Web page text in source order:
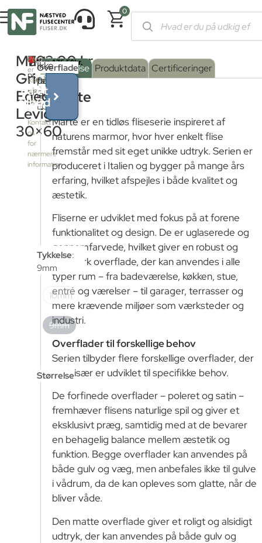
0
Forside/Shop/ Fliser og klinker
Marte
Grigio
Egeo
Levigato
30×60
702,00kr.
pr.
M²
Produktet
er
ikke
på
lager
–
Kontakt
os
for
nærmere
information
Serie
farve
GRIGIO
EGEO
Overflade:
Poleret
Mat
Poleret
Satin
Struktur
Tykkelse:
9mm
10mm
9mm
Størrelse
Ikke
på
lager
Få et
tilbud
Beskrivelse Produktdata Certificeringer
Marte
Marte er en tidløs fliseserie inspireret af
naturens marmor, hvor hver enkelt flise
fremstår med sit eget unikke udtryk. Serien er
produceret i Italien og bygger på mange års
erfaring, hvilket afspejles i både kvalitet og
æstetik.
Fliserne er udviklet med fokus på at forene
funktionalitet og design. De er uglaserede og
gennemfarvede, hvilket giver en robust og
slidstærk overflade, der kan anvendes i alle
typer rum – fra badeværelse, køkken, stue,
entré og værelser – til garager, terrasser og
mere krævende miljøer som værksteder og
industri.
Overflader til forskellige behov
Serien tilbyder flere forskellige overflader, der
hver især er udviklet til specifikke behov.
De forfinede overflader – poleret og satin –
fremhæver flisens naturlige spil og giver et
eksklusivt præg, samtidig med at de bevarer
en behagelig balance mellem æstetik og
funktion. Begge overflader kan anvendes på
både gulv og væg, men anbefales ikke til gulve
i vådrum, da de kan opleves som glatte, når de
bliver våde.
Den matte overflade giver et roligt og alsidigt
udtryk, der kan anvendes på både gulv og